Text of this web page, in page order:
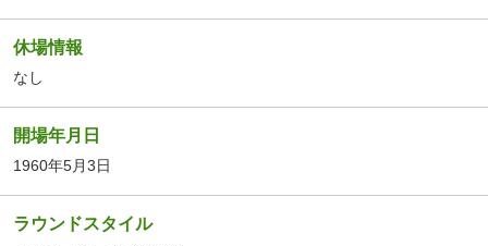
休場情報
なし
開場年月日
1960年5月3日
ラウンドスタイル